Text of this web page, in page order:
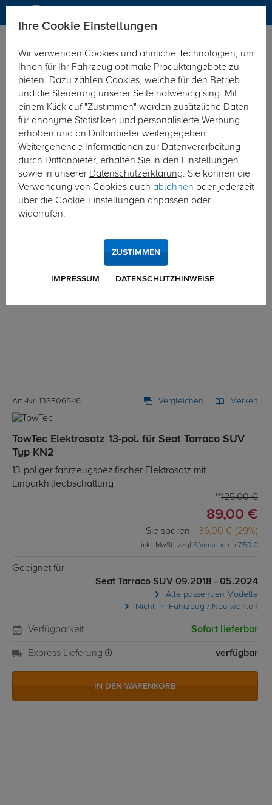
Hier geht's zur Fahrzeugübersicht: Seat Tarraco SUV
Art.-Nr. 13SE065-16 Vergleichen Merken
TowTec Elektrosatz 13-pol. für Seat Tarraco SUV
Typ KN2
13-poliger fahrzeugspezifischer Elektrosatz mit
Einparkhilfeabschaltung
125,00 €
89,00 €
Sie sparen 36,00 € (29%)
inkl. MwSt., zzgl.S Versand ab 7,50 €
Geeignet für
Seat Tarraco SUV 09.2018 - 05.2024
Alle passenden Modelle
Nicht Ihr Fahrzeug / Neu wählen
Verfügbarkeit Sofort lieferbar
Express Lieferung verfügbar
IN DEN WARENKORB
Ihre Cookie Einstellungen
Wir verwenden Cookies und ähnliche Technologien, um
Ihnen für Ihr Fahrzeug optimale Produktangebote zu
bieten. Dazu zählen Cookies, welche für den Betrieb
und die Steuerung unserer Seite notwendig sing. Mit
einem Klick auf "Zustimmen" werden zusätzliche Daten
für anonyme Statistiken und personalisierte Werbung
erhoben und an Drittanbieter weitergegeben.
Weitergehende Informationen zur Datenverarbeitung
durch Drittanbieter, erhalten Sie in den Einstellungen
sowie in unserer Datenschutzerklärung. Sie können die
Verwendung von Cookies auch ablehnen oder jederzeit
über die Cookie-Einstellungen anpassen oder
widerrufen.
IMPRESSUM DATENSCHUTZHINWEISE
ZUSTIMMEN